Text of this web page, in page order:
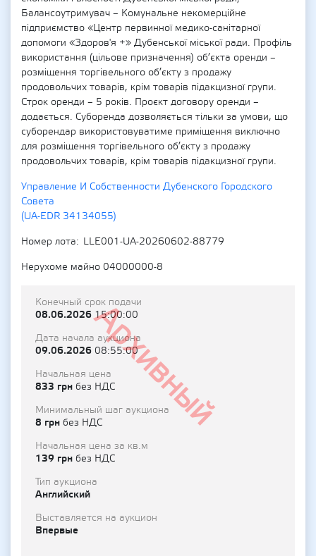
Балансоутримувач – Комунальне некомерційне
підприємство «Центр первинної медико-санітарної
допомоги «Здоров'я +» Дубенської міської ради. Профіль
використання (цільове призначення) об’єкта оренди –
розміщення торгівельного об’єкту з продажу
продовольчих товарів, крім товарів підакцизної групи.
Строк оренди – 5 років. Проєкт договору оренди –
додається. Суборенда дозволяється тільки за умови, що
суборендар використовуватиме приміщення виключно
для розміщення торгівельного об’єкту з продажу
продовольчих товарів, крім товарів підакцизної групи.
Управление И Собственности Дубенского Городского
Совета
(UA-EDR 34134055)
Номер лота
LLE001-UA-20260602-88779
Нерухоме майно 04000000-8
Архивный
Конечный срок подачи
08.06.202615:00:00
Дата начала аукциона
09.06.2026 08:55:00
Начальная цена
833 грн без НДС
Минимальный шаг аукциона
8 грн без НДС
Начальная цена за кв.м
139 грн без НДС
Тип аукциона
Английский
Выставляется на аукцион
Впервые